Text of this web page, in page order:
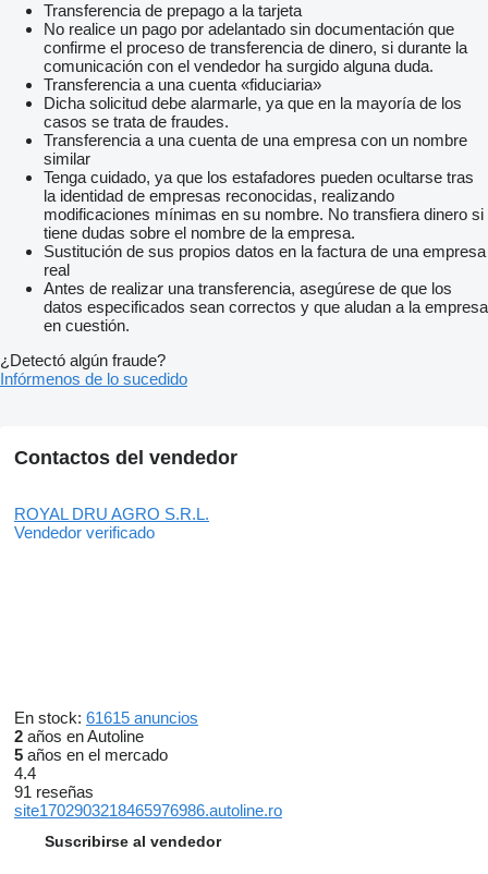
Transferencia de prepago a la tarjeta
No realice un pago por adelantado sin documentación que
confirme el proceso de transferencia de dinero, si durante la
comunicación con el vendedor ha surgido alguna duda.
Transferencia a una cuenta «fiduciaria»
Dicha solicitud debe alarmarle, ya que en la mayoría de los
casos se trata de fraudes.
Transferencia a una cuenta de una empresa con un nombre
similar
Tenga cuidado, ya que los estafadores pueden ocultarse tras
la identidad de empresas reconocidas, realizando
modificaciones mínimas en su nombre. No transfiera dinero si
tiene dudas sobre el nombre de la empresa.
Sustitución de sus propios datos en la factura de una empresa
real
Antes de realizar una transferencia, asegúrese de que los
datos especificados sean correctos y que aludan a la empresa
en cuestión.
¿Detectó algún fraude?
Infórmenos de lo sucedido
Contactos del vendedor
ROYAL DRU AGRO S.R.L.
Vendedor verificado
En stock: 61615 anuncios
2 años en Autoline
5 años en el mercado
4.4
91 reseñas
site1702903218465976986.autoline.ro
Suscribirse al vendedor